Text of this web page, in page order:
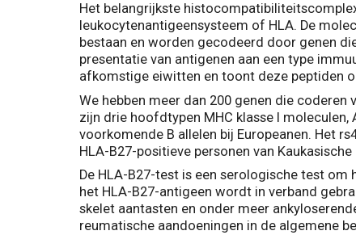
Het belangrijkste
leukocytenantigeensysteem of HLA. De
bestaan en worden gecodeerd door genen
presentatie van antigenen aan een type
afkomstige eiwitten en toont deze peptiden
We hebben meer dan 200 genen die coderen
zijn drie hoofdtypen MHC klasse I moleculen,
voorkomende B allelen bij Europeanen. Het
HLA-B27-positieve personen van
De HLA-B27-test is een serologische test
het HLA-B27-antigeen wordt in verband
skelet aantasten en onder meer
reumatische aandoeningen in de algemene